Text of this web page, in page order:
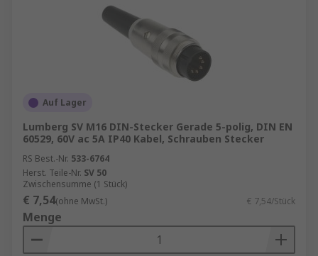
Auf Lager
Lumberg SV M16 DIN-Stecker Gerade 5-polig, DIN EN
60529, 60V ac 5A IP40 Kabel, Schrauben Stecker
RS Best.-Nr. 533-6764
Herst. Teile-Nr. SV 50
Zwischensumme (1 Stück)
€ 7,54(ohne MwSt.) € 7,54/Stück
Menge